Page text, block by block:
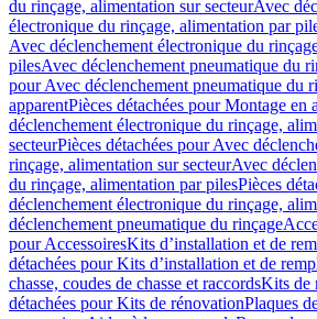
du rinçage, alimentation sur secteurAvec
électronique du rinçage, alimentation par
Avec déclenchement électronique du
pilesAvec déclenchement pneumatique du
pour Avec déclenchement pneumatique du
apparentPièces détachées pour Montage en
déclenchement électronique du rinçage,
secteurPièces détachées pour Avec
rinçage, alimentation sur secteurAvec
du rinçage, alimentation par pilesPièces
déclenchement électronique du rinçage,
déclenchement pneumatique du rinçage
pour AccessoiresKits d’installation et de
détachées pour Kits d’installation et de
chasse, coudes de chasse et raccordsKits de
détachées pour Kits de rénovationPlaques